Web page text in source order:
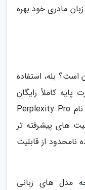
مادری خود بهره
است؟ بله، استفاده
کاملاً رایگان
است. این پلتفرم یک نسخه پولی به نام Perplexity Pro
های پیشرفته تر
نامحدود از قابلیت
مدل های زبانی